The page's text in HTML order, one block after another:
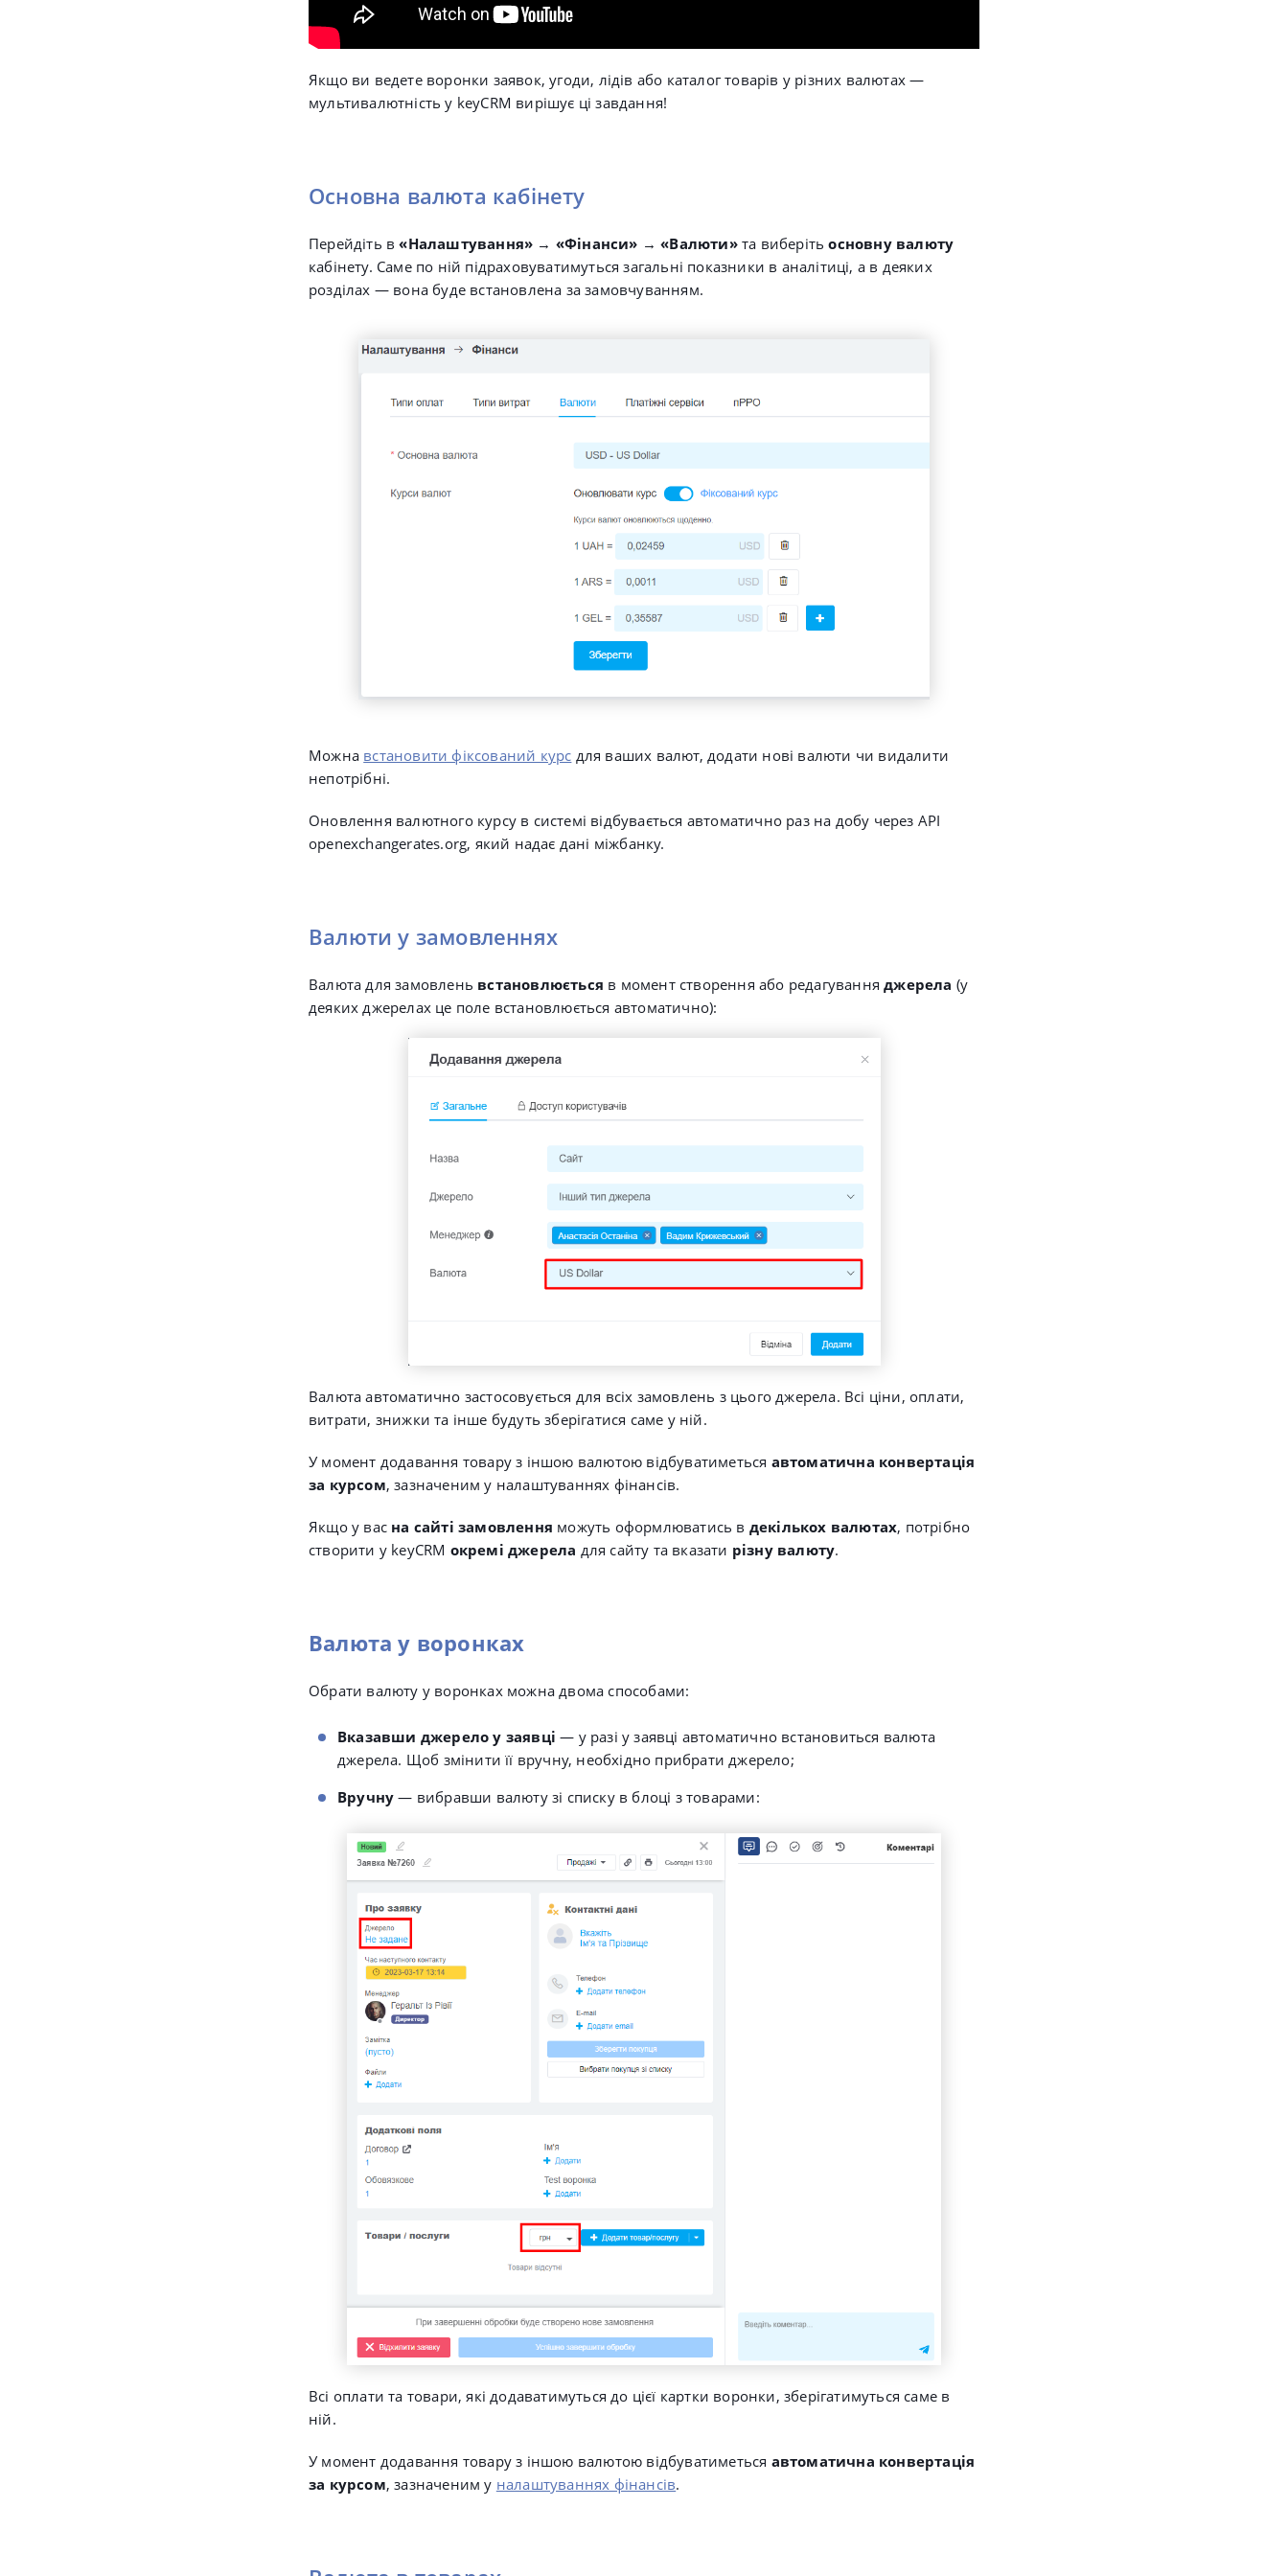
Якщо ви ведете воронки заявок, угоди, лідів або каталог товарів у різних валютах —
мультивалютність у keyCRM вирішує ці завдання!
Основна валюта кабінету
Перейдіть в«Налаштування» → «Фінанси» →«Валюти»та виберітьосновну валюту
кабінету. Саме по ній підраховуватимуться загальні показники в аналітиці, а в деяких
розділах — вона буде встановлена за замовчуванням.
Можна встановити фіксований курс для ваших валют, додати нові валюти чи видалити
непотрібні.
Оновлення валютного курсу в системі відбувається автоматично раз на добу через API
openexchangerates.org, який надає дані міжбанку.
Валюти у замовленнях
Валюта для замовлень встановлюється в момент створення або редагуванняджерела (у
деяких джерелах це поле встановлюється автоматично):
Валюта автоматично застосовується для всіх замовлень з цього джерела. Всі ціни, оплати,
витрати, знижки та інше будуть зберігатися саме у ній.
У момент додавання товару з іншою валютою відбуватиметься автоматична конвертація
за курсом, зазначеним у налаштуваннях фінансів.
Якщо у вас на сайті замовлення можуть оформлюватись в декількох валютах, потрібно
створити у keyCRM окремі джерела для сайту та вказати різну валюту.
Валюта у воронках
Обрати валюту у воронках можна двома способами:
Вказавши джерело у заявці — у разі у заявці автоматично встановиться валюта
джерела. Щоб змінити її вручну, необхідно прибрати джерело;
Вручну— вибравши валюту зі списку в блоці з товарами:
Всі оплати та товари, які додаватимуться до цієї картки воронки, зберігатимуться саме в
ній.
У момент додавання товару з іншою валютою відбуватиметься автоматична конвертація
за курсом, зазначеним у налаштуваннях фінансів.